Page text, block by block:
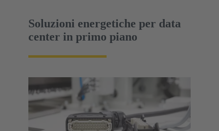
Soluzioni energetiche per data
center in primo piano